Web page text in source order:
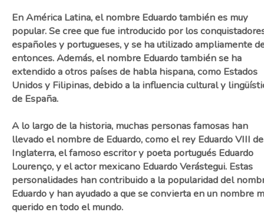
En América Latina, el nombre Eduardo también es muy
popular. Se cree que fue introducido por los
españoles y portugueses, y se ha utilizado ampliamente
entonces. Además, el nombre Eduardo también se ha
extendido a otros países de habla hispana, como Estados
Unidos y Filipinas, debido a la influencia cultural y
de España.
A lo largo de la historia, muchas personas famosas han
llevado el nombre de Eduardo, como el rey Eduardo VIII de
Inglaterra, el famoso escritor y poeta portugués Eduardo
Lourenço, y el actor mexicano Eduardo Verástegui. Estas
personalidades han contribuido a la popularidad del
Eduardo y han ayudado a que se convierta en un nombre
querido en todo el mundo.